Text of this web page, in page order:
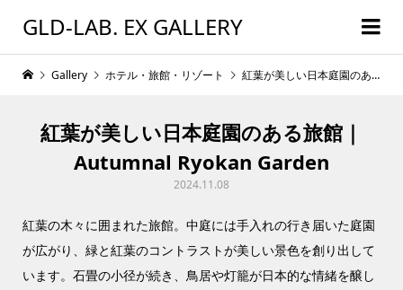
GLD-LAB. EX GALLERY
Gallery ホテル・旅館・リゾート 紅葉が美しい日本庭園のある旅館｜Autumnal Ryokan Garden
紅葉が美しい日本庭園のある旅館｜
Autumnal Ryokan Garden
2024.11.08
紅葉の木々に囲まれた旅館。中庭には手入れの行き届いた庭園
が広がり、緑と紅葉のコントラストが美しい景色を創り出して
います。石畳の小径が続き、鳥居や灯籠が日本的な情緒を醸し